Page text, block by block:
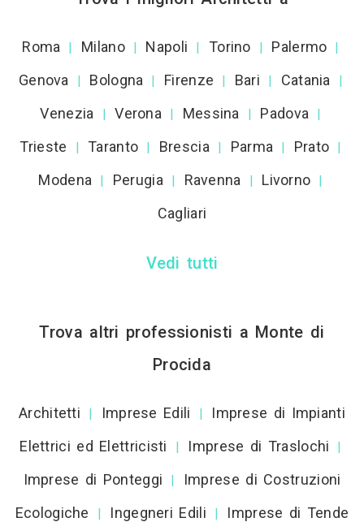
Roma | Milano | Napoli | Torino | Palermo |
Genova | Bologna | Firenze | Bari | Catania |
Venezia | Verona | Messina | Padova |
Trieste | Taranto | Brescia | Parma | Prato |
Modena | Perugia | Ravenna | Livorno |
Cagliari
Vedi tutti
Trova altri professionisti a Monte di
Procida
Architetti | Imprese Edili |
Imprese di Impianti
Elettrici ed Elettricisti
| Imprese di Traslochi |
Imprese di Ponteggi |
Imprese di Costruzioni
Ecologiche
| Ingegneri Edili |
Imprese di Tende